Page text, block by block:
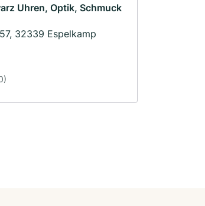
Uhren, Optik, Schmuck
32339 Espelkamp